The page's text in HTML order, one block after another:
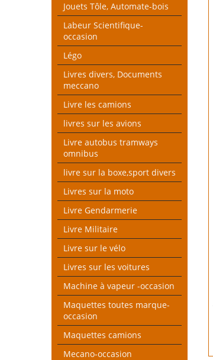
Jouets Tôle, Automate-bois
Labeur Scientifique-
occasion
Légo
Livres divers, Documents
meccano
Livre les camions
livres sur les avions
Livre autobus tramways
omnibus
livre sur la boxe,sport divers
Livres sur la moto
Livre Gendarmerie
Livre Militaire
Livre sur le vélo
Livres sur les voitures
Machine à vapeur -occasion
Maquettes toutes marque-
occasion
Maquettes camions
Mecano-occasion